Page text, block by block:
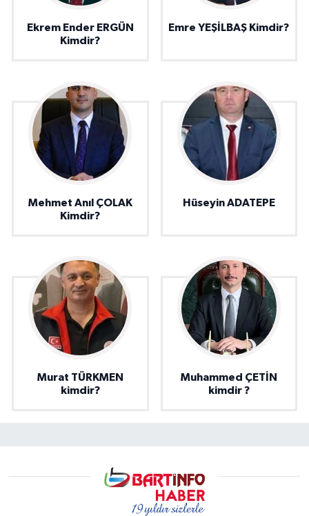
Ekrem Ender ERGÜN
Kimdir?
Emre YEŞİLBAŞ Kimdir?
Mehmet Anıl ÇOLAK
Kimdir?
Hüseyin ADATEPE
Murat TÜRKMEN
kimdir?
Muhammed ÇETİN
kimdir ?